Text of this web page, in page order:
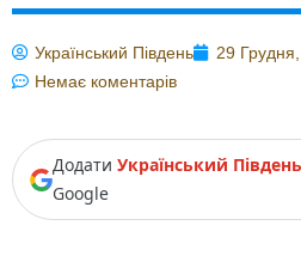
Український Південь 29
Немає коментарів
Додати Український Південь
Google